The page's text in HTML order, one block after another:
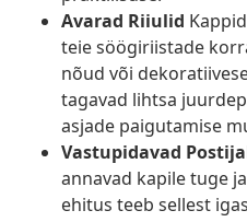
Avarad Riiulid
teie söögiriistade
nõud või
tagavad lihtsa
asjade paigutamise
Vastupidavad
annavad kapile tuge
ehitus teeb sellest